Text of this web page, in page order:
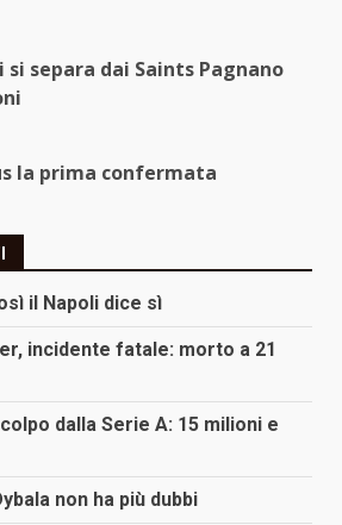
separa dai Saints Pagnano
la prima confermata
il Napoli dice sì
incidente fatale: morto a 21
dalla Serie A: 15 milioni e
non ha più dubbi